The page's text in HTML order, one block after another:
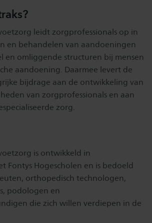
leidt zorgprofessionals op in
en behandelen van aandoeningen
en omliggende structuren bij mensen
aandoening. Daarmee levert de
bijdrage aan de ontwikkeling van
van zorgprofessionals en aan
zorg.
is ontwikkeld in
Fontys Hogescholen en is bedoeld
orthopedisch technologen,
podologen en
die zich willen verdiepen in de